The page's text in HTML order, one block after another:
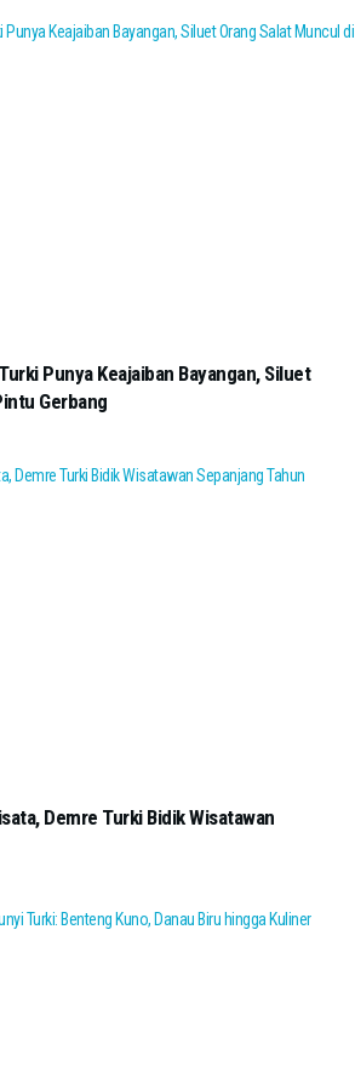
Punya Keajaiban Bayangan, Siluet
Gerbang
Demre Turki Bidik Wisatawan